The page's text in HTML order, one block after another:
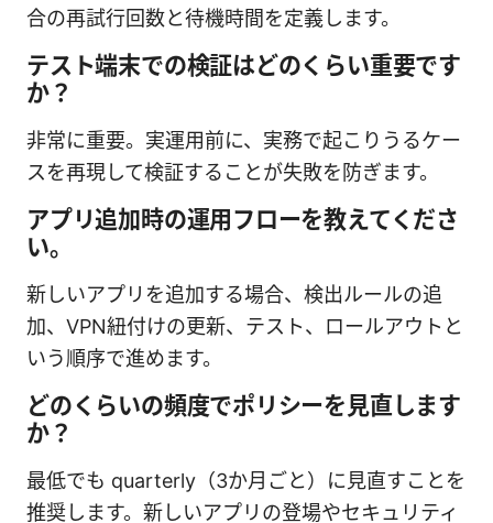
合の再試行回数と待機時間を定義します。
テスト端末での検証はどのくらい重要です
か？
非常に重要。実運用前に、実務で起こりうるケー
スを再現して検証することが失敗を防ぎます。
アプリ追加時の運用フローを教えてくださ
い。
新しいアプリを追加する場合、検出ルールの追
加、VPN紐付けの更新、テスト、ロールアウトと
いう順序で進めます。
どのくらいの頻度でポリシーを見直します
か？
最低でも quarterly（3か月ごと）に見直すことを
推奨します。新しいアプリの登場やセキュリティ